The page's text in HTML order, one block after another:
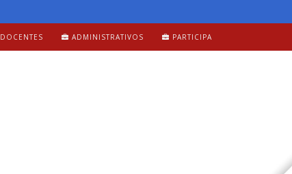
DOCENTES ADMINISTRATIVOS PARTICIPA